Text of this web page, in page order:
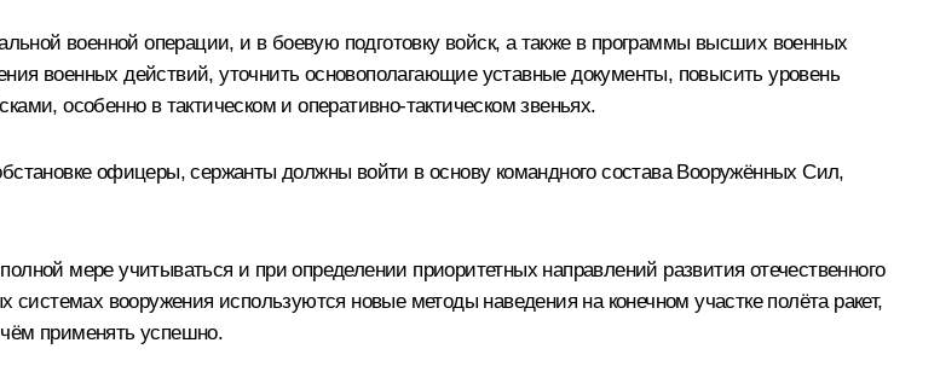
военной операции, и в боевую подготовку войск, а также в программы высших военных
военных действий, уточнить основополагающие уставные документы, повысить уровень
особенно в тактическом и оперативно-тактическом звеньях.
офицеры, сержанты должны войти в основу командного состава Вооружённых Сил,
мере учитываться и при определении приоритетных направлений развития отечественного
вооружения используются новые методы наведения на конечном участке полёта ракет,
применять успешно.